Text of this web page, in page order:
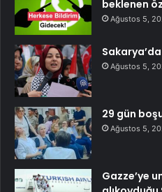
beklenen
Ağustos 5,
Ağustos 5,
29 gün
Ağustos 5,
Gazze’ye